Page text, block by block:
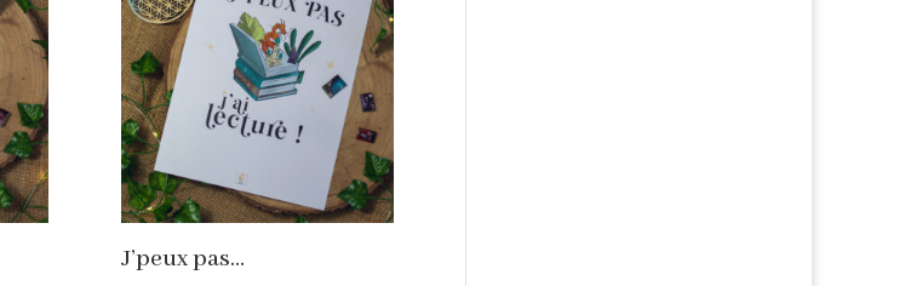
J’peux pas…